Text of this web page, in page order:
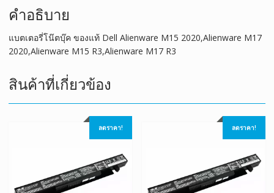
R3
ชิ้น
คำอธิบาย
แบตเตอรี่โน๊ตบุ๊ค ของแท้ Dell Alienware M15 2020,Alienware M17
2020,Alienware M15 R3,Alienware M17 R3
สินค้าที่เกี่ยวข้อง
ลดราคา! ลดราคา!